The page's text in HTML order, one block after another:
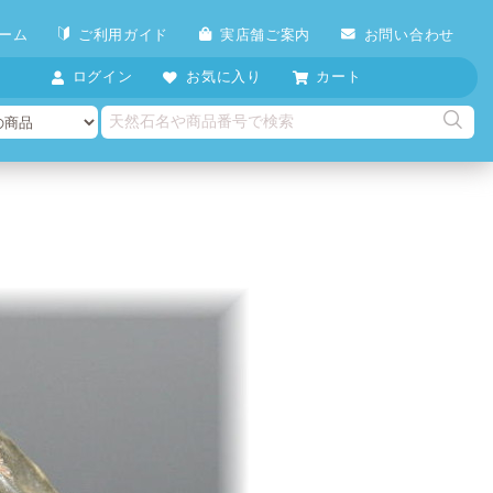
ム ご利用ガイド 実店舗ご案内 お問い合わせ
ログイン お気に入り カート